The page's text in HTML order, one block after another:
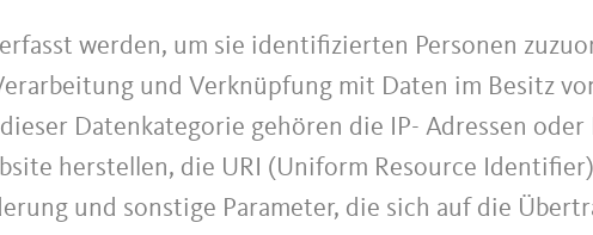
werden, um sie identifizierten Personen
und Verknüpfung mit Daten im Besitz
Datenkategorie gehören die IP- Adressen oder
herstellen, die URI (Uniform Resource
und sonstige Parameter, die sich auf die